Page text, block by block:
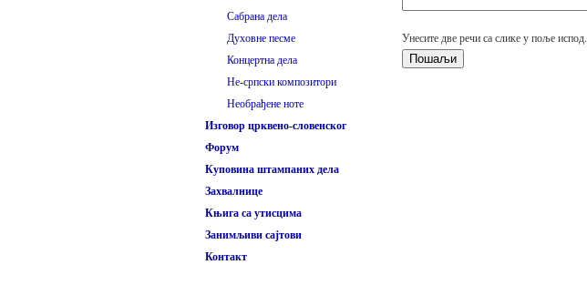
Сабрана дела
Духовне песме
Концертна дела
Не-српски композитори
Необрађене ноте
Изговор црквено-словенског
Форум
Куповина штампаних дела
Захвалнице
Књига са утисцима
Занимљиви сајтови
Контакт
Унесите две речи са слике у поље испод.